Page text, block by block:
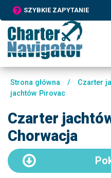
SZYBKIE ZAPYTANIE
Strona główna / Czarter
jachtów Pirovac
Czarter
Chorwacja